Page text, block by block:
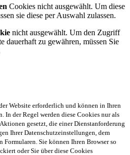
Cookies nicht ausgewählt. Um diese
sie diese per Auswahl zulassen.
nicht ausgewählt. Um den Zugriff
dauerhaft zu gewähren, müssen Sie
Website erforderlich und können in Ihren
In der Regel werden diese Cookies nur als
gesetzt, die einer Dienstanforderung
Ihrer Datenschutzeinstellungen, dem
Formularen. Sie können Ihren Browser so
oder Sie über diese Cookies